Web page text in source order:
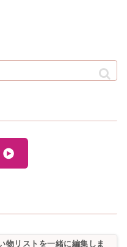
物リストを一緒に編集しま